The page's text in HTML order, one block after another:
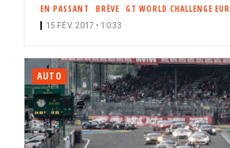
EN PASSANT BRÈVE GT WORLD CHALLENGE
15 FÉV. 2017 • 10:33
AUTO